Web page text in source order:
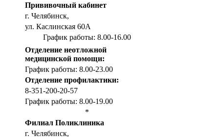
Прививочный кабинет
г. Челябинск,
ул. Каслинская 60А
График работы: 8.00-16.00
Отделение неотложной
медицинской помощи:
График работы: 8.00-23.00
Отделение профилактики:
8-351-200-20-57
График работы: 8.00-19.00
*
Филиал Поликлиника
г. Челябинск,